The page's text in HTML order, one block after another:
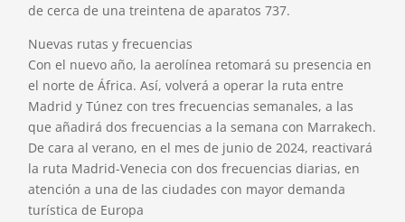
de cerca de una treintena de aparatos 737.
Nuevas rutas y frecuencias
Con el nuevo año, la aerolínea retomará su presencia en
el norte de África. Así, volverá a operar la ruta entre
Madrid y Túnez con tres frecuencias semanales, a las
que añadirá dos frecuencias a la semana con Marrakech.
De cara al verano, en el mes de junio de 2024, reactivará
la ruta Madrid-Venecia con dos frecuencias diarias, en
atención a una de las ciudades con mayor demanda
turística de Europa